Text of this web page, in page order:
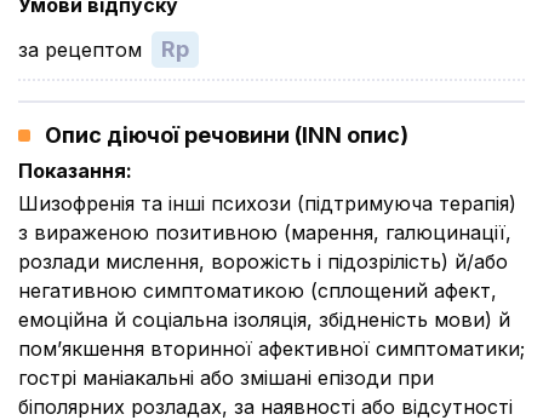
Умови відпуску
за рецептом
Rp
Опис діючої речовини (INN опис)
Показання:
Шизофренія та інші психози (підтримуюча терапія)
з вираженою позитивною (марення, галюцинації,
розлади мислення, ворожість і підозрілість) й/або
негативною симптоматикою (сплощений афект,
емоційна й соціальна ізоляція, збідненість мови) й
пом’якшення вторинної афективної симптоматики;
гострі маніакальні або змішані епізоди при
біполярних розладах, за наявності або відсутності